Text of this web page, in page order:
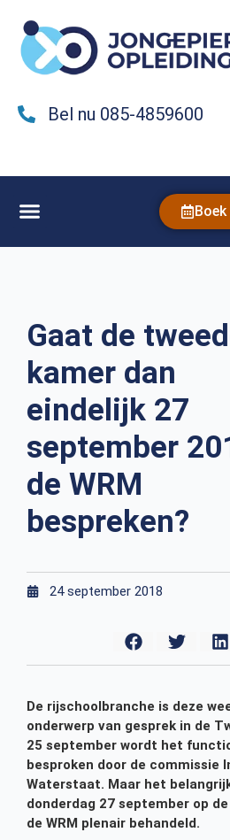
Bel nu 085-4859600
Gaat de
kamer dan
eindelijk 27
september
de WRM
bespreken?
24 september 2018
De rijschoolbranche is deze
onderwerp van gesprek in de
25 september wordt het
besproken door de commissie
Waterstaat. Maar het
donderdag 27 september op
de WRM plenair behandeld.